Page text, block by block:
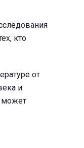
кто
от
и
может